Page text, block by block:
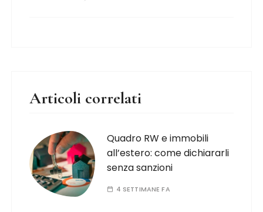
Articoli correlati
Quadro RW e immobili
all’estero: come dichiararli
senza sanzioni
4 SETTIMANE FA